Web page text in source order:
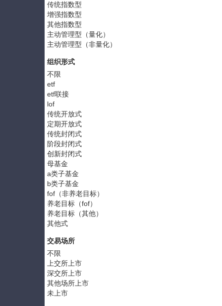
传统指数型
增强指数型
其他指数型
主动管理型（量化）
主动管理型（非量化）
组织形式
不限
etf
etf联接
lof
传统开放式
定期开放式
传统封闭式
阶段封闭式
创新封闭式
母基金
a类子基金
b类子基金
fof（非养老目标）
养老目标（fof）
养老目标（其他）
其他式
交易场所
不限
上交所上市
深交所上市
其他场所上市
未上市